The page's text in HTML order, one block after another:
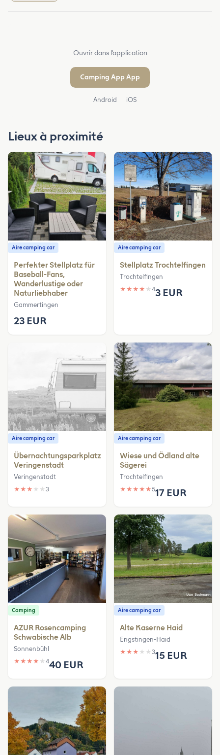
Ouvrir dans l'application
Camping App App
Android iOS
Lieux à proximité
Aire camping car
Perfekter Stellplatz für
Baseball-Fans,
Wanderlustige oder
Naturliebhaber
Gammertingen
23 EUR
Aire camping car
Stellplatz Trochtelfingen
Trochtelfingen
★ ★ ★ ★ ★ 43 EUR
Aire camping car
Übernachtungsparkplatz
Veringenstadt
Veringenstadt
★ ★ ★ ★ ★ 3
Aire camping car
Wiese und Ödland alte
Sägerei
Trochtelfingen
★ ★ ★ ★ ★517 EUR
Camping
AZUR Rosencamping
Schwabische Alb
Sonnenbühl
★ ★ ★ ★ ★ 440 EUR
Aire camping car
Alte Kaserne Haid
Engstingen-Haid
★ ★ ★ ★ ★ 315 EUR